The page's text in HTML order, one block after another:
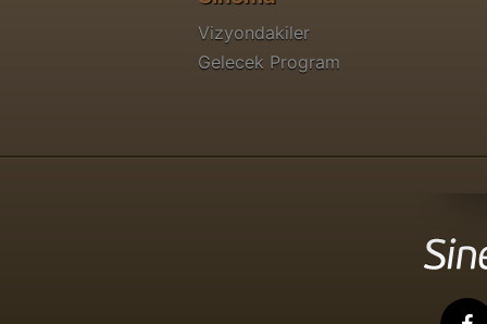
Vizyondakiler
Gelecek Program